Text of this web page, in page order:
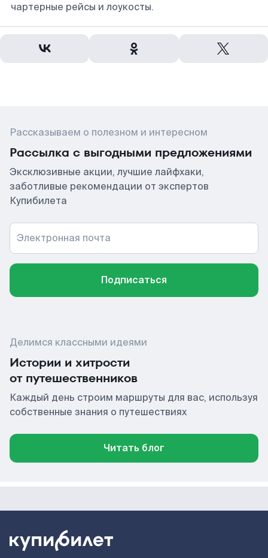
чартерные рейсы и лоукосты.
Рассказываем о полезном и интересном
Рассылка с выгодными предложениями
Эксклюзивные акции, лучшие лайфхаки,
заботливые рекомендации от экспертов
Купибилета
Электронная почта
Подписаться
Делимся классными идеями
Истории и хитрости
от путешественников
Каждый день строим маршруты для вас, используя
собственные знания о путешествиях
Читать блог